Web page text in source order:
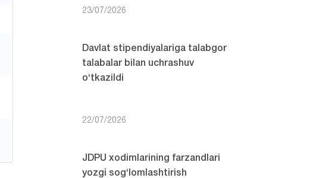
23/07/2026
Davlat stipendiyalariga talabgor
talabalar bilan uchrashuv
o‘tkazildi
22/07/2026
JDPU xodimlarining farzandlari
yozgi sog‘lomlashtirish